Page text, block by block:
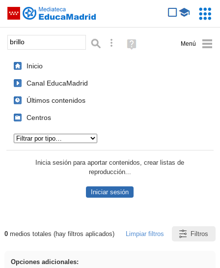
Saltar navegación
Palabra o frase: Búsqueda avanzada
Ayuda
(en
Inicio
Canal EducaMadrid
Últimos contenidos
Centros
Inicia sesión para aportar contenidos, crear listas de
reproducción...
Iniciar sesión
Resultados de: brillo
0medios totales (hay filtros aplicados) Limpiar filtros Filtros
Opciones adicionales: